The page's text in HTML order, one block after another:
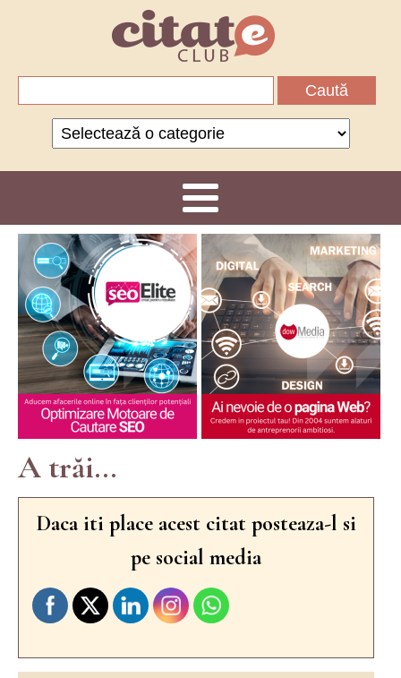
Categorii
A trăi...
Daca iti place acest citat posteaza-l si
pe social media